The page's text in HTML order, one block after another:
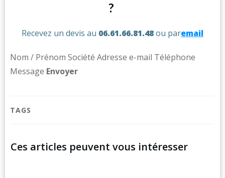
?
Recevez un devis au 06.61.66.81.48ou paremail
Nom / Prénom Société Adresse e-mail Téléphone
Message ​ Envoyer
TAGS
Ces articles peuvent vous intéresser